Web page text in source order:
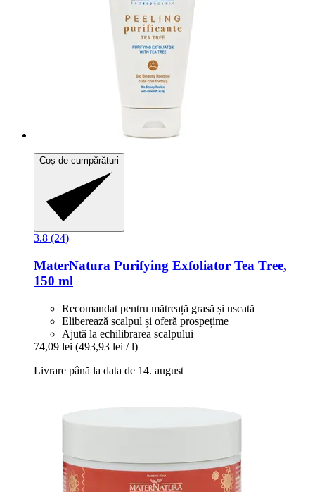
Coș de cumpărături
3.8 (24)
MaterNatura Purifying Exfoliator Tea Tree,
150 ml
Recomandat pentru mătreață grasă și uscată
Eliberează scalpul și oferă prospețime
Ajută la echilibrarea scalpului
74,09 lei (493,93 lei / l)
Livrare până la data de 14. august